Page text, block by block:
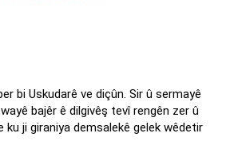
bi Uskudarê ve diçûn. Sir û sermayê
bajêr ê dilgivêş tevî rengên zer û
ku ji giraniya demsalekê gelek wêdetir